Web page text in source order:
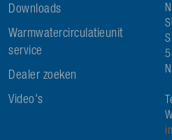
Downloads
Warmwatercirculatieunit
service
Dealer zoeken
Video's